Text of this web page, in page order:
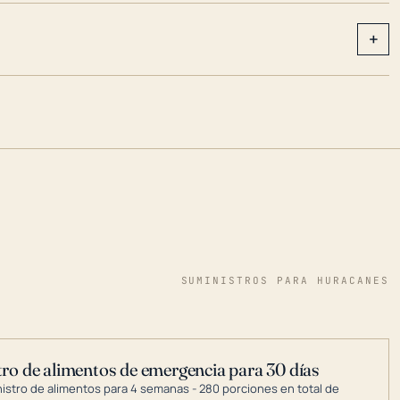
+
SUMINISTROS PARA HURACANES
de alimentos de emergencia para 30 días
de alimentos para 4 semanas - 280 porciones en total de